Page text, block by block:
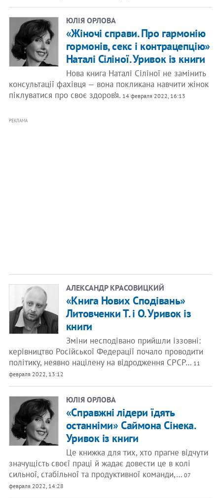
ЮЛІЯ ОРЛОВА
«Жіночі справи. Про гармонію
гормонів, секс і контрацепцію»
Наталі Сіліної. Уривок із книги
Нова книга Наталі Сіліної не замінить
консультації фахівця — вона покликана навчити жінок
піклуватися про своє здоров’я. 14 февраля 2022, 16:13
РЕКЛАМА
АЛЕКСАНДР КРАСОВИЦКИЙ
«Книга Нових Сподівань»
Литовченки Т. і О. Уривок із
книги
Зміни несподівано прийшли іззовні:
керівництво Російської Федерації почало проводити
політику, неявно націлену на відродження СРСР… 11
февраля 2022, 13:12
ЮЛІЯ ОРЛОВА
«Справжні лідери їдять
останніми» Саймона Сінека.
Уривок із книги
Це книжка для тих, хто прагне відчути
значущість своєї праці й жадає довести це в колі
сильної, стабільної та продуктивної команди,… 07
февраля 2022, 14:28